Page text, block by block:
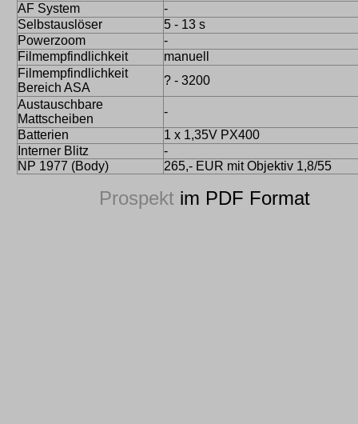
AF System
-
Selbstauslöser
5 - 13 s
Powerzoom
-
Filmempfindlichkeit
manuell
Filmempfindlichkeit
Bereich ASA
? - 3200
Austauschbare
Mattscheiben
-
Batterien
1 x 1,35V PX400
Interner Blitz
-
NP 1977 (Body)
265,- EUR mit Objektiv 1,8/55
Prospektim PDF Format